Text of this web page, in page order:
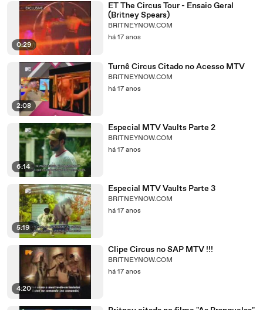
0:29
ET The Circus Tour - Ensaio Geral
(Britney Spears)
BRITNEYNOW.COM
há 17 anos
2:08
Turnê Circus Citado no Acesso MTV
BRITNEYNOW.COM
há 17 anos
6:14
Especial MTV Vaults Parte 2
BRITNEYNOW.COM
há 17 anos
5:19
Especial MTV Vaults Parte 3
BRITNEYNOW.COM
há 17 anos
4:20
Clipe Circus no SAP MTV !!!
BRITNEYNOW.COM
há 17 anos